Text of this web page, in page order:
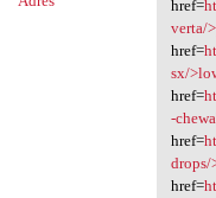
href=
verta/
href=
sx/
href=
-
href=
drops/
href=